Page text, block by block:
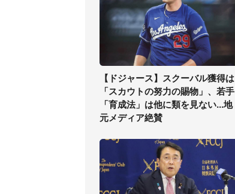
【ドジャース】スクーバル獲得は
「スカウトの努力の賜物」、若手
「育成法」は他に類を見ない...地
元メディア絶賛